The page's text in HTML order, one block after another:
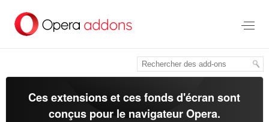
contenu
Ces extensions et ces fonds d'écran sont
conçus pour le navigateur Opera.